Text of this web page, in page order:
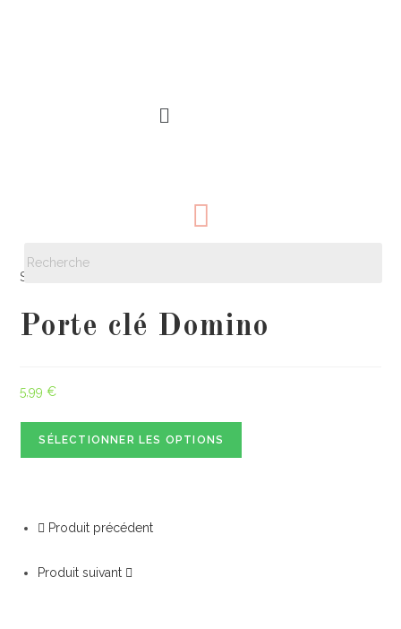
Sélectionné :
Porte clé Domino
5,99€
SÉLECTIONNER LES OPTIONS
Produit précédent
Produit suivant